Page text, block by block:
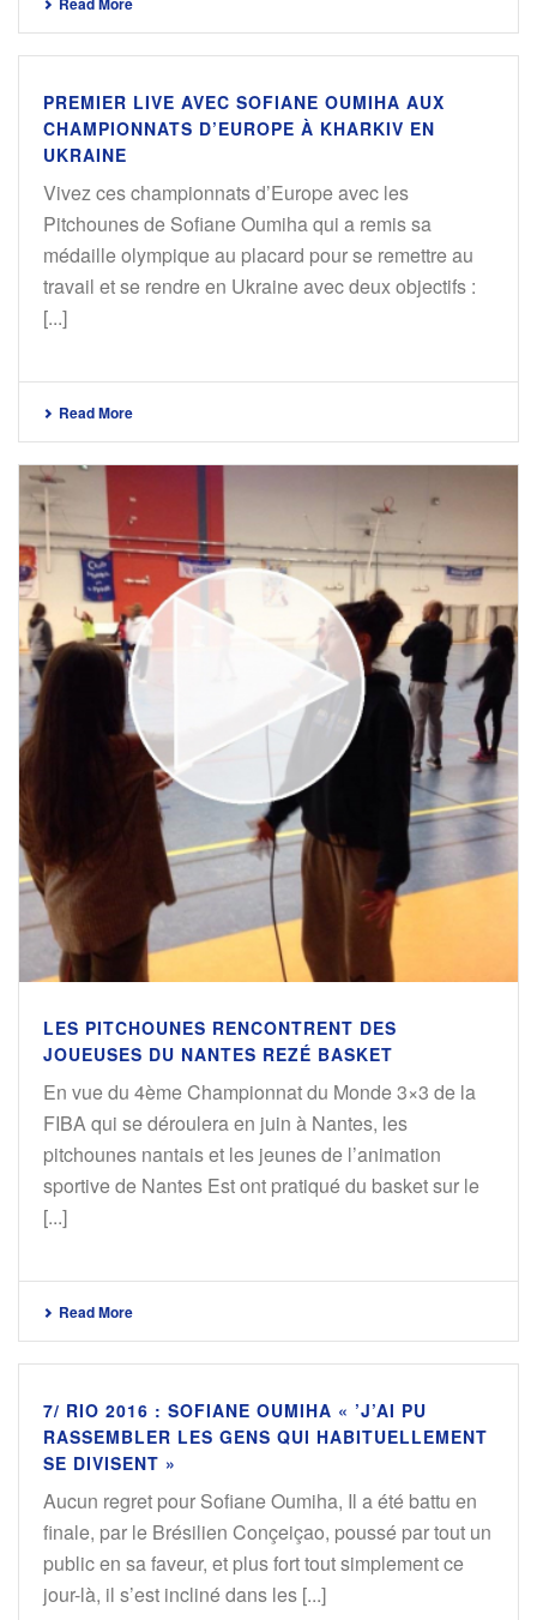
PREMIER LIVE AVEC SOFIANE OUMIHA AUX
CHAMPIONNATS D’EUROPE À KHARKIV EN
UKRAINE
Vivez ces championnats d’Europe avec les
Pitchounes de Sofiane Oumiha qui a remis sa
médaille olympique au placard pour se remettre au
travail et se rendre en Ukraine avec deux objectifs :
[...]
Read More
LES PITCHOUNES RENCONTRENT DES
JOUEUSES DU NANTES REZÉ BASKET
En vue du 4ème Championnat du Monde 3×3 de la
FIBA qui se déroulera en juin à Nantes, les
pitchounes nantais et les jeunes de l’animation
sportive de Nantes Est ont pratiqué du basket sur le
[...]
Read More
7/ RIO 2016 : SOFIANE OUMIHA « ’J’AI PU
RASSEMBLER LES GENS QUI HABITUELLEMENT
SE DIVISENT »
Aucun regret pour Sofiane Oumiha, Il a été battu en
finale, par le Brésilien Conçeiçao, poussé par tout un
public en sa faveur, et plus fort tout simplement ce
jour-là, il s’est incliné dans les [...]